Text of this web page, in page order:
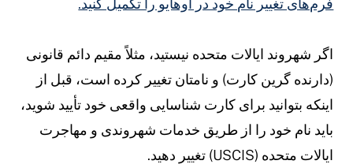
فرم‌های تغییر نام خود در اوهایو را تکمیل کنید.
اگر شهروند ایالات متحده نیستید، مثلاً مقیم دائم قانونی
(دارنده گرین کارت) و نامتان تغییر کرده است، قبل از
اینکه بتوانید برای کارت شناسایی واقعی خود تأیید شوید،
باید نام خود را از طریق خدمات شهروندی و مهاجرت
ایالات متحده (USCIS) تغییر دهید.